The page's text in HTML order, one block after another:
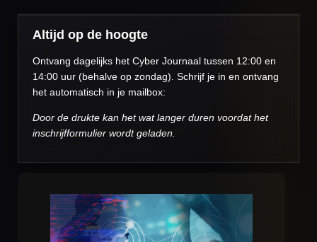
Altijd op de hoogte
Ontvang dagelijks het Cyber Journaal tussen 12:00 en
14:00 uur (behalve op zondag). Schrijf je in en ontvang
het automatisch in je mailbox:
Door de drukte kan het wat langer duren voordat het
inschrijfformulier wordt geladen.